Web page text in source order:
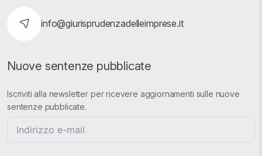
info@giurisprudenzadelleimprese.it
Nuove sentenze pubblicate
Iscriviti alla newsletter per ricevere aggiornamenti sulle nuove
sentenze pubblicate.